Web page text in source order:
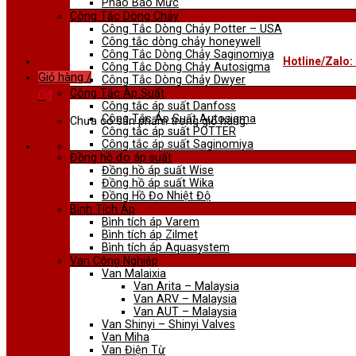
Hotline/Zalo:
Giỏ hàng /
0₫
Chưa có sản phẩm trong giỏ hàng.
Phao Báo Mức
Công Tắc Dòng Chảy
Công Tắc Dòng Chảy Potter – USA
Công tắc dòng chảy honeywell
Công Tắc Dòng Chảy Saginomiya
Công Tắc Dòng Chảy Autosigma
Công Tắc Dòng Chảy Dwyer
Công Tắc Áp Suất
Công tắc áp suất Danfoss
Công Tắc Áp Suất Autosigma
Công tắc áp suất POTTER
Công tắc áp suất Saginomiya
Đồng hồ đo áp suất
Đồng hồ áp suất Wise
Đồng hồ áp suất Wika
Đồng Hồ Đo Nhiệt Độ
Bình Tích Áp
Bình tích áp Varem
Bình tích áp Zilmet
Bình tích áp Aquasystem
Van Công Nghiệp
Van Malaixia
Van Arita – Malaysia
Van ARV – Malaysia
Van AUT – Malaysia
Van Shinyi – Shinyi Valves
Van Miha
Van Điện Từ